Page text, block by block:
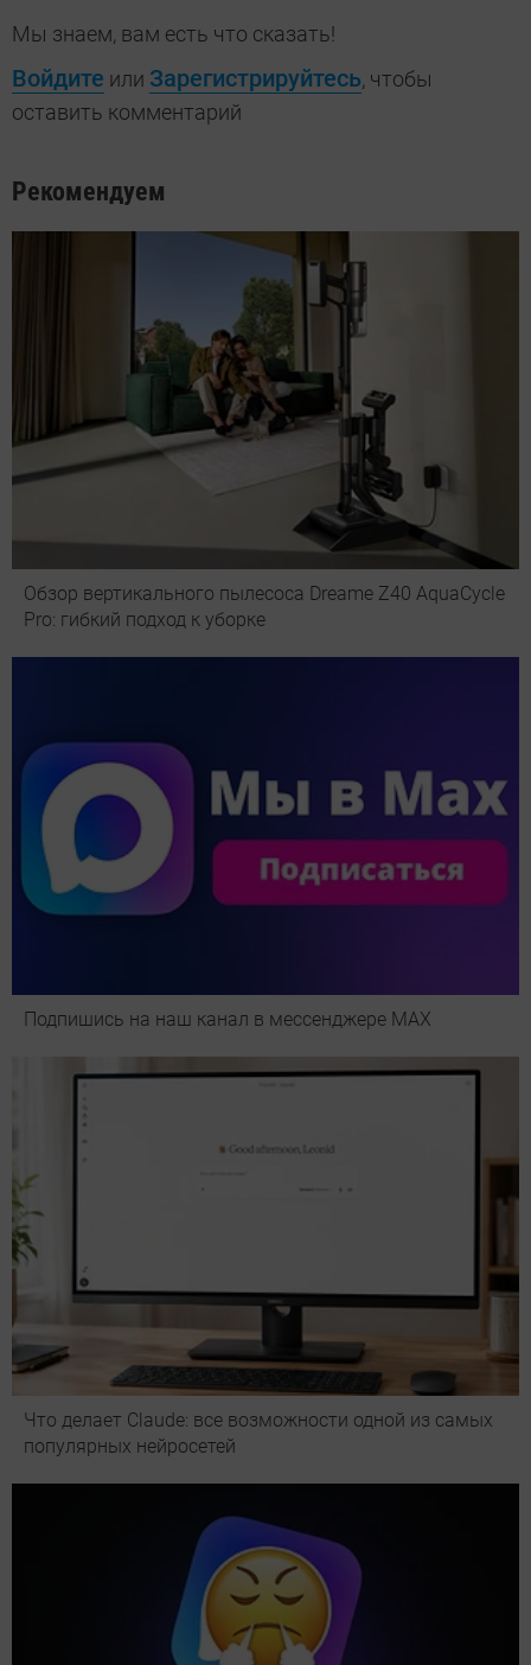
Мы знаем, вам есть что сказать!
Войдите или Зарегистрируйтесь, чтобы
оставить комментарий
Рекомендуем
Обзор вертикального пылесоса Dreame Z40 AquaCycle
Pro: гибкий подход к уборке
Подпишись на наш канал в мессенджере МАХ
Что делает Сlaude: все возможности одной из самых
популярных нейросетей